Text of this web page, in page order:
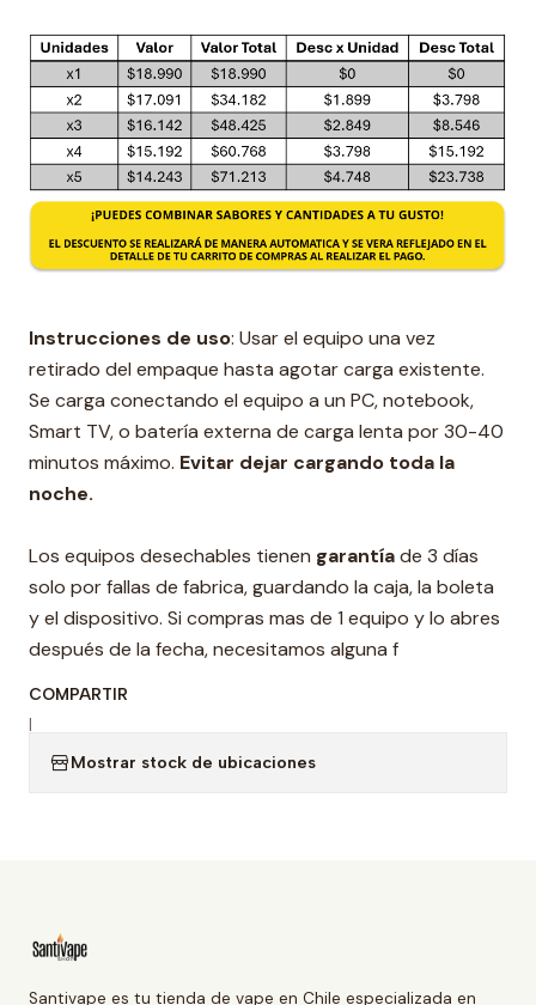
Instrucciones de uso: Usar el equipo una vez
retirado del empaque hasta agotar carga existente.
Se carga conectando el equipo a un PC, notebook,
Smart TV, o batería externa de carga lenta por 30-40
minutos máximo. Evitar dejar cargando toda la
noche.
Los equipos desechables tienen garantíade 3 días
solo por fallas de fabrica, guardando la caja, la boleta
y el dispositivo. Si compras mas de 1 equipo y lo abres
después de la fecha, necesitamos alguna f
COMPARTIR
|
Mostrar stock de ubicaciones
Santivape es tu tienda de vape en Chile especializada en